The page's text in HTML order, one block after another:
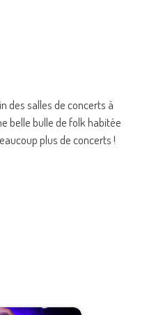
des salles de concerts à
belle bulle de folk habitée
plus de concerts !